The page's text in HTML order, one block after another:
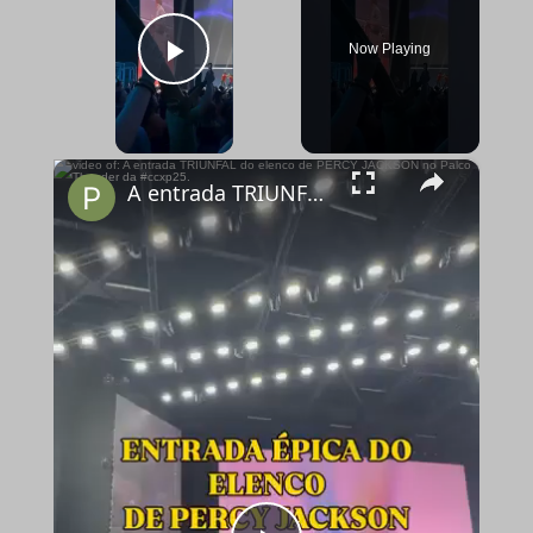
Play Video
Now Playing
×
A entrada TRIUNFAL do elenco de PERCY JACKSON no Palco Thunder da #ccxp25.